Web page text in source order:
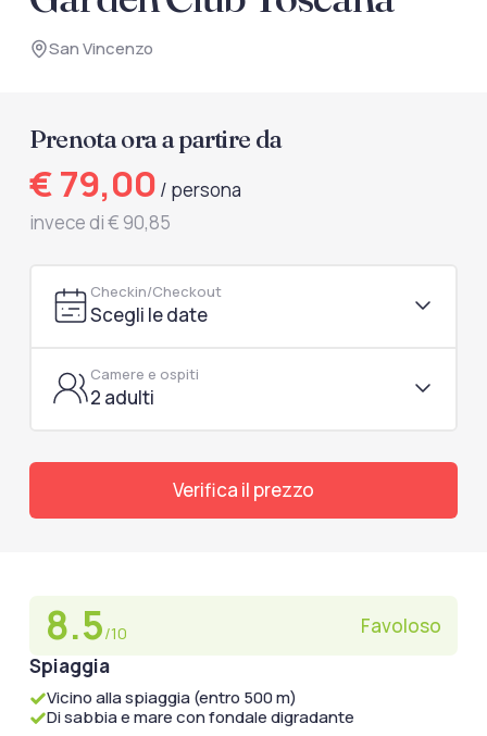
documenti di viaggio.
San Vincenzo
Prenota ora a partire da
€ 79,00 / persona
invece di € 90,85
Checkin/Checkout
Scegli le date
Camere e ospiti
2 adulti
Verifica il prezzo
8.5/10
Favoloso
Spiaggia
Vicino alla spiaggia (entro 500 m)
Di sabbia e mare con fondale digradante